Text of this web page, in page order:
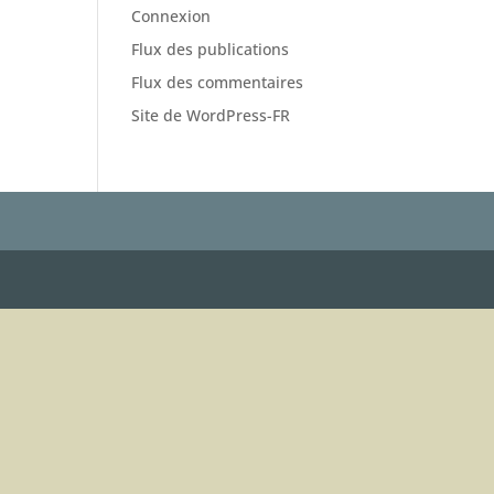
Connexion
Flux des publications
Flux des commentaires
Site de WordPress-FR